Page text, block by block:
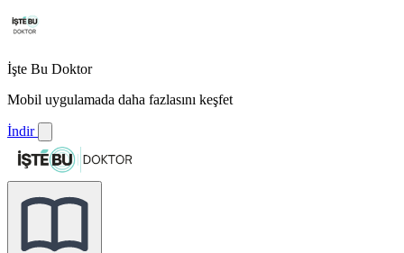
İşte Bu Doktor
Mobil uygulamada daha fazlasını keşfet
İndir